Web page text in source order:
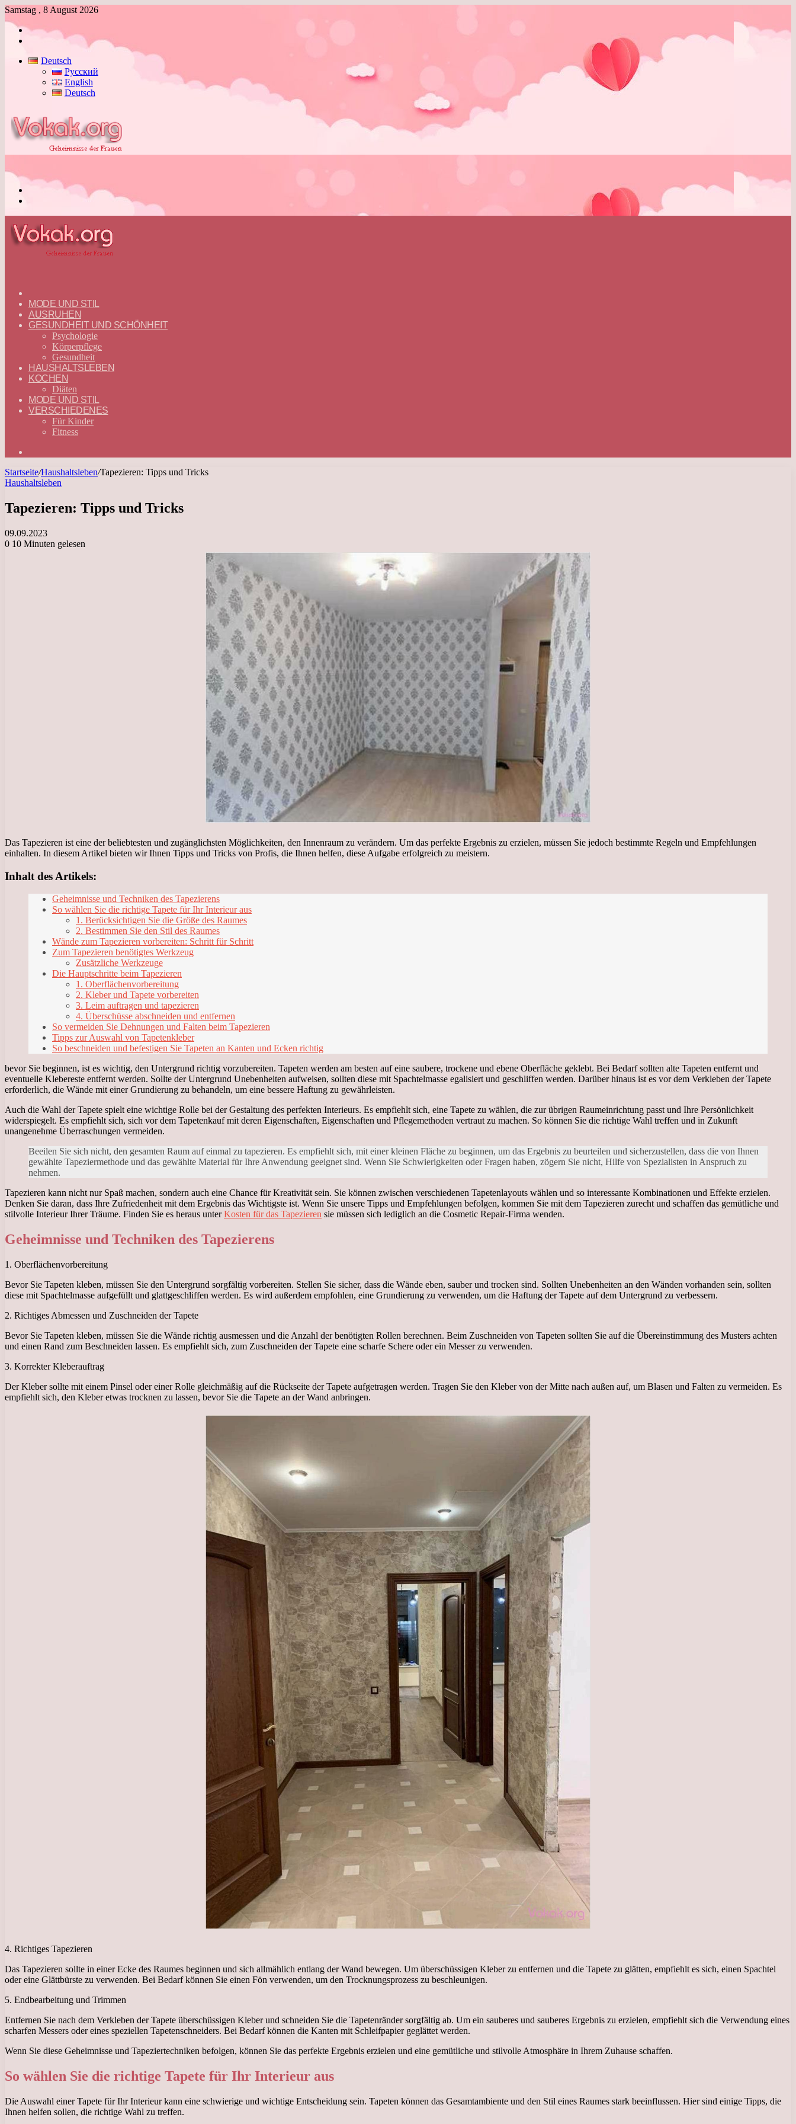
Samstag , 8 August 2026
Anmelden
Deutsch
Русский
English
Deutsch
—
DEUTSCH
MODE UND STIL
AUSRUHEN
GESUNDHEIT UND SCHÖNHEIT
Psychologie
Körperpflege
Gesundheit
HAUSHALTSLEBEN
KOCHEN
Diäten
MODE UND STIL
VERSCHIEDENES
Für Kinder
Fitness
Startseite/Haushaltsleben/Tapezieren: Tipps und Tricks
Haushaltsleben
Tapezieren: Tipps und Tricks
09.09.2023
0 10 Minuten gelesen
Das Tapezieren ist eine der beliebtesten und zugänglichsten Möglichkeiten, den Innenraum zu verändern. Um das perfekte Ergebnis zu erzielen, müssen Sie jedoch bestimmte Regeln und Empfehlungen
einhalten. In diesem Artikel bieten wir Ihnen Tipps und Tricks von Profis, die Ihnen helfen, diese Aufgabe erfolgreich zu meistern.
Inhalt des Artikels:
Geheimnisse und Techniken des Tapezierens
So wählen Sie die richtige Tapete für Ihr Interieur aus
1. Berücksichtigen Sie die Größe des Raumes
2. Bestimmen Sie den Stil des Raumes
Wände zum Tapezieren vorbereiten: Schritt für Schritt
Zum Tapezieren benötigtes Werkzeug
Zusätzliche Werkzeuge
Die Hauptschritte beim Tapezieren
1. Oberflächenvorbereitung
2. Kleber und Tapete vorbereiten
3. Leim auftragen und tapezieren
4. Überschüsse abschneiden und entfernen
So vermeiden Sie Dehnungen und Falten beim Tapezieren
Tipps zur Auswahl von Tapetenkleber
So beschneiden und befestigen Sie Tapeten an Kanten und Ecken richtig
bevor Sie beginnen, ist es wichtig, den Untergrund richtig vorzubereiten. Tapeten werden am besten auf eine saubere, trockene und ebene Oberfläche geklebt. Bei Bedarf sollten alte Tapeten entfernt und
eventuelle Klebereste entfernt werden. Sollte der Untergrund Unebenheiten aufweisen, sollten diese mit Spachtelmasse egalisiert und geschliffen werden. Darüber hinaus ist es vor dem Verkleben der Tapete
erforderlich, die Wände mit einer Grundierung zu behandeln, um eine bessere Haftung zu gewährleisten.
Auch die Wahl der Tapete spielt eine wichtige Rolle bei der Gestaltung des perfekten Interieurs. Es empfiehlt sich, eine Tapete zu wählen, die zur übrigen Raumeinrichtung passt und Ihre Persönlichkeit
widerspiegelt. Es empfiehlt sich, sich vor dem Tapetenkauf mit deren Eigenschaften, Eigenschaften und Pflegemethoden vertraut zu machen. So können Sie die richtige Wahl treffen und in Zukunft
unangenehme Überraschungen vermeiden.
Beeilen Sie sich nicht, den gesamten Raum auf einmal zu tapezieren. Es empfiehlt sich, mit einer kleinen Fläche zu beginnen, um das Ergebnis zu beurteilen und sicherzustellen, dass die von Ihnen
gewählte Tapeziermethode und das gewählte Material für Ihre Anwendung geeignet sind. Wenn Sie Schwierigkeiten oder Fragen haben, zögern Sie nicht, Hilfe von Spezialisten in Anspruch zu
nehmen.
Tapezieren kann nicht nur Spaß machen, sondern auch eine Chance für Kreativität sein. Sie können zwischen verschiedenen Tapetenlayouts wählen und so interessante Kombinationen und Effekte erzielen.
Denken Sie daran, dass Ihre Zufriedenheit mit dem Ergebnis das Wichtigste ist. Wenn Sie unsere Tipps und Empfehlungen befolgen, kommen Sie mit dem Tapezieren zurecht und schaffen das gemütliche und
stilvolle Interieur Ihrer Träume. Finden Sie es heraus unterKosten für das Tapezieren sie müssen sich lediglich an die Cosmetic Repair-Firma wenden.
Geheimnisse und Techniken des Tapezierens
1. Oberflächenvorbereitung
Bevor Sie Tapeten kleben, müssen Sie den Untergrund sorgfältig vorbereiten. Stellen Sie sicher, dass die Wände eben, sauber und trocken sind. Sollten Unebenheiten an den Wänden vorhanden sein, sollten
diese mit Spachtelmasse aufgefüllt und glattgeschliffen werden. Es wird außerdem empfohlen, eine Grundierung zu verwenden, um die Haftung der Tapete auf dem Untergrund zu verbessern.
2. Richtiges Abmessen und Zuschneiden der Tapete
Bevor Sie Tapeten kleben, müssen Sie die Wände richtig ausmessen und die Anzahl der benötigten Rollen berechnen. Beim Zuschneiden von Tapeten sollten Sie auf die Übereinstimmung des Musters achten
und einen Rand zum Beschneiden lassen. Es empfiehlt sich, zum Zuschneiden der Tapete eine scharfe Schere oder ein Messer zu verwenden.
3. Korrekter Kleberauftrag
Der Kleber sollte mit einem Pinsel oder einer Rolle gleichmäßig auf die Rückseite der Tapete aufgetragen werden. Tragen Sie den Kleber von der Mitte nach außen auf, um Blasen und Falten zu vermeiden. Es
empfiehlt sich, den Kleber etwas trocknen zu lassen, bevor Sie die Tapete an der Wand anbringen.
4. Richtiges Tapezieren
Das Tapezieren sollte in einer Ecke des Raumes beginnen und sich allmählich entlang der Wand bewegen. Um überschüssigen Kleber zu entfernen und die Tapete zu glätten, empfiehlt es sich, einen Spachtel
oder eine Glättbürste zu verwenden. Bei Bedarf können Sie einen Fön verwenden, um den Trocknungsprozess zu beschleunigen.
5. Endbearbeitung und Trimmen
Entfernen Sie nach dem Verkleben der Tapete überschüssigen Kleber und schneiden Sie die Tapetenränder sorgfältig ab. Um ein sauberes und sauberes Ergebnis zu erzielen, empfiehlt sich die Verwendung eines
scharfen Messers oder eines speziellen Tapetenschneiders. Bei Bedarf können die Kanten mit Schleifpapier geglättet werden.
Wenn Sie diese Geheimnisse und Tapeziertechniken befolgen, können Sie das perfekte Ergebnis erzielen und eine gemütliche und stilvolle Atmosphäre in Ihrem Zuhause schaffen.
So wählen Sie die richtige Tapete für Ihr Interieur aus
Die Auswahl einer Tapete für Ihr Interieur kann eine schwierige und wichtige Entscheidung sein. Tapeten können das Gesamtambiente und den Stil eines Raumes stark beeinflussen. Hier sind einige Tipps, die
Ihnen helfen sollen, die richtige Wahl zu treffen.